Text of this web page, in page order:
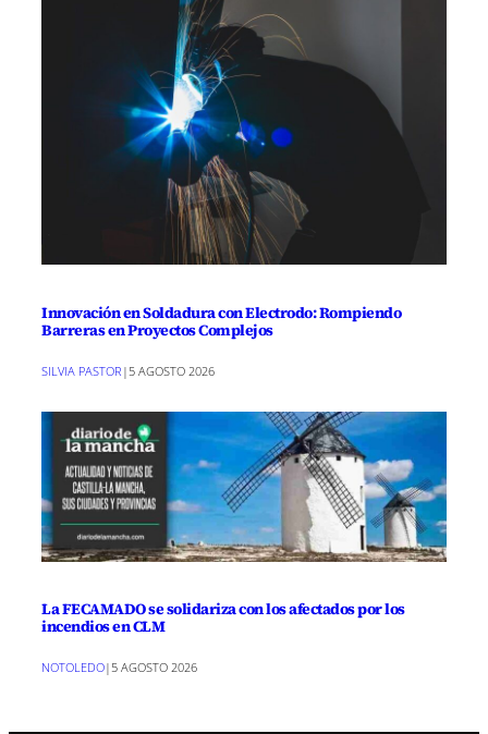
Innovación en Soldadura con Electrodo: Rompiendo
Barreras en Proyectos Complejos
SILVIA PASTOR |5 AGOSTO 2026
La FECAMADO se solidariza con los afectados por los
incendios en CLM
NOTOLEDO|5 AGOSTO 2026